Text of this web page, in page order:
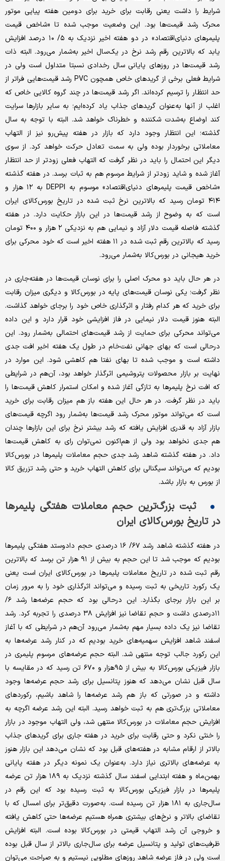
شرایط را داشت یعنی رقابت برای خرید برای دومین هفته پیاپی موتور
محرک رشد قیمت‌ها بود. این وضعیت موجب شده تا «شاخص قیمت
پلیمرهای دنیای‌اقتصاد» در دو هفته اخیر نزدیک به ۵/ ۱۰ درصد افزایش
یابد که بالاترین رقم رشد نرخ در یک‌سال اخیر به‌شمار می‌رود. البته ذات
رشد قیمت‌ها در روزهای پایانی سال رخدادی نسبتا متداول است ولی در
شرایط فعلی برخی از گریدهای خاص همچون PVC رشد قیمت‌هایی فراتر از
حد انتظار را ترسیم کرده‌اند. اگر رشد قیمت‌ها در چند گروه کالایی خاص که
اغلب از آنها به‌عنوان گریدهای جذاب یاد کرده‌ایم؛ به سایر بازارها سرایت
کند اوضاع به‌شدت شکننده و خطرناک خواهد شد. البته با توجه به سال
گذشته؛ این انتظار وجود دارد که بازار در هفته پیش‌رو نیز از التهاب
معاملاتی برخوردار بوده ولی به سمت تعادل حرکت خواهد کرد. از سوی
دیگر این احتمال را باید در نظر گرفت که التهاب فعلی زودتر از حد انتظار
آغاز شده و شاید زودتر از شرایط مرسوم هم به ثبات برسد. در هفته گذشته
«شاخص قیمت پلیمرهای دنیای‌اقتصاد» موسوم به DEPPI به ۱۲ هزار و
۴۱۴ تومان رسید که بالاترین نرخ ثبت شده در تاریخ بورس‌کالای ایران
است که به وضوح از رشد قیمت‌ها در این بازار حکایت دارد. در هفته
گذشته فاصله قیمت دلار آزاد و نیمایی هم به نزدیکی ۲ هزار و ۴۰۰ تومان
رسید که بالاترین رقم ثبت شده در ۱۱ هفته اخیر است که خود محرکی برای
خرید هیجانی در بورس‌کالا به‌شمار می‌رود.
در هر حال باید دو محرک اصلی را برای نوسان قیمت‌ها در هفته‌جاری در
نظر گرفت؛ یکی نوسان قیمت‌های پایه در بورس‌کالا و دیگری میزان رقابت
برای خرید که هر کدام رفتار و اثرگذاری خاص خود را برجای خواهد گذاشت.
البته هنوز قیمت دلار نیمایی در فاز افزایشی خود قرار دارد و این داده
می‌تواند محرکی برای حمایت از رشد قیمت‌های احتمالی به‌شمار رود. این
درحالی است که بهای جهانی نفت‌خام در طول یک هفته اخیر افت جدی
داشته است و موجب شده تا بهای نفتا هم کاهشی شود. این موارد در
نهایت بر بازار محصولات پتروشیمی اثرگذار خواهد بود، آن‌هم در شرایطی
که افت نرخ پلیمرها به تازگی آغاز شده و امکان استمرار کاهش قیمت‌ها را
باید در نظر گرفت. در هر حال این هفته باز هم میزان رقابت برای خرید
است که می‌تواند موتور محرک رشد قیمت‌ها به‌شمار رود اگرچه قیمت‌های
بازار آزاد به قدری افزایش یافته که رشد بیشتر نرخ برای این بازارها چندان
هم جدی نخواهد بود ولی از هم‌اکنون نمی‌توان رای به کاهش قیمت‌ها
داد. در هفته گذشته شاهد رشد جدی حجم معاملات پلیمرها در بورس‌کالا
بودیم که می‌تواند سیگنالی برای کاهش التهاب خرید و حتی رشد تزریق کالا
از بورس به بازار باشد.
ثبت بزرگ‌ترین حجم معاملات هفتگی پلیمرها
در تاریخ بورس‌کالای ایران
در هفته گذشته شاهد رشد ۶۷/ ۱۶ درصدی حجم دادوستد هفتگی پلیمرها
بودیم که موجب شد تا این حجم به بیش از ۹۱ هزار تن برسد که بالاترین
رقم ثبت شده در تاریخ معاملات پلیمرها در بورس‌کالای ایران است یعنی
یک رکورد تاریخی به ثبت رسیده و می‌تواند اثرگذاری خود را به مرور زمان
بر این بازار برجای بگذارد. این درحالی بود که حجم عرضه‌ها رشد ۶/
۱۱درصدی داشت و حجم تقاضا نیز افزایش ۳۸ درصدی را تجربه کرد. رشد
تقاضا نیز یک داده بسیار مهم به‌شمار می‌رود آن‌هم در شرایطی که با آغاز
اسفند شاهد افزایش سهمیه‌های خرید بودیم که در کنار رشد عرضه‌ها به
این رکورد جالب توجه منتهی شد. البته حجم عرضه‌های مرسوم پلیمری در
بازار فیزیکی بورس‌کالا به بیش از ۹۵هزار و ۶۷۰ تن رسید که در مقایسه با
سال قبل نشان می‌دهد که هنوز پتانسیل برای رشد حجم عرضه‌ها وجود
داشته و در صورتی که باز هم رشد عرضه‌ها را شاهد باشیم، رکوردهای
معاملاتی بزرگ‌تری هم به ثبت خواهد رسید. البته این رشد عرضه‌ اگرچه به
افزایش حجم معاملات در بورس‌کالا منتهی شد، ولی التهاب موجود در بازار
را خنثی نکرد و حتی رقابت برای خرید در هفته جاری برای گریدهای جذاب
بالاتر از ارقام مشابه در هفته‌های قبل بود که نشان می‌دهد این بازار هنوز
به عرضه‌های بالاتری نیاز دارد. به‌عنوان یک نمونه دیگر در هفته پایانی
بهمن‌ماه و هفته ابتدایی اسفند سال گذشته نزدیک به ۱۸۹ هزار تن عرضه
پلیمرها در بازار فیزیکی بورس‌کالا به ثبت رسیده بود که این رقم در
سال‌جاری به ۱۸۱ هزار تن رسیده است. به‌صورت دقیق‌تر برای امسال که با
تقاضای بالاتر و نرخ‌های بیشتری همراه هستیم عرضه‌ها حتی کاهش یافته
و خروجی آن رشد التهاب قیمتی در بورس‌کالا بوده است. البته افزایش
ظرفیت‌های تولید و پتانسیل عرضه برای سال‌جاری بالاتر از سال قبل بوده
است ولی در فاز عرضه شاهد روزهای مطلوبی نیستیم و به صراحت می‌توان